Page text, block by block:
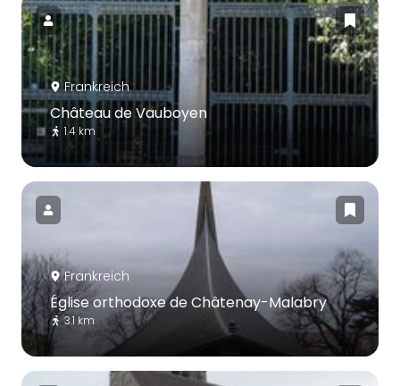
Frankreich
Château de Vauboyen
1.4 km
Frankreich
Église orthodoxe de Châtenay-Malabry
3.1 km